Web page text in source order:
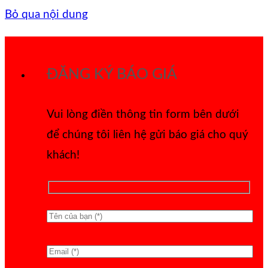
Bỏ qua nội dung
ĐĂNG KÝ BÁO GIÁ
Vui lòng điền thông tin form bên dưới
để chúng tôi liên hệ gửi báo giá cho quý
khách!